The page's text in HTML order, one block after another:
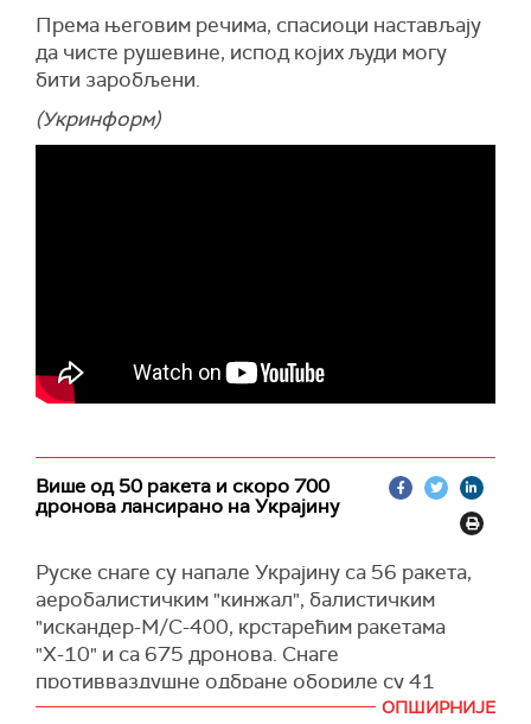
и Специјализовано тужилаштво за борбу
против корупције саопштили су у понедељак
да је Јермаку уручено званично обавештење
да је осумњичен у оквиру истраге о прању око
460 милиона гривни (око 14,5 милиона евра)
енергетском сектору и утицај на државна
предузећа, укључујући Енергоатом.
Према његовим речима, спасиоци настављају
да чисте рушевине, испод којих људи могу
бити заробљени.
(Укринформ)
Више од 50 ракета и скоро 700
дронова лансирано на Украјину
Руске снаге су напале Украјину са 56 ракета,
аеробалистичким "кинжал", балистичким
"искандер-М/С-400, крстарећим ракетама
"Х-10" и са 675 дронова. Снаге
противваздушне одбране обориле су 41
ракету и 652 дрона, саопштило је РатноОПШИРНИЈЕ